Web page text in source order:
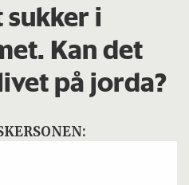
sukker i
Kan det
på jorda?